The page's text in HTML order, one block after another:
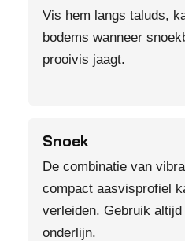
Vis hem langs taluds,
bodems wanneer
prooivis jaagt.
Snoek
De combinatie van
compact aasvisprofiel
verleiden. Gebruik
onderlijn.